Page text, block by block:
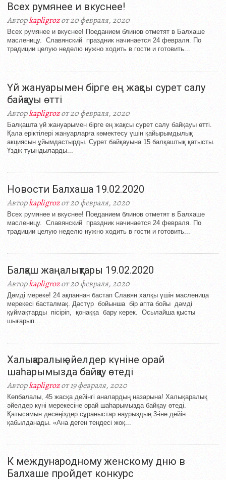
Всех румянее и вкуснее!
Авторkapligrozот 20 февраля, 2020
Всех румянее и вкуснее! Поеданием блинов отметят в Балхаше
масленицу. Славянский праздник начинается 24 февраля. По
традиции целую неделю нужно ходить в гости и готовить...
Үй жануарымен бірге ең жақсы сурет салу
байқауы өтті
Авторkapligrozот 20 февраля, 2020
Балқашта үй жануарымен бірге ең жақсы сурет салу байқауы өтті.
Қала еріктілері жануарларға көмектесу үшін қайырымдылық
акциясын ұйымдастырды. Сурет байқауына 15 балқаштық қатысты.
Үздік туындыларды...
Новости Балхаша 19.02.2020
Авторkapligrozот 20 февраля, 2020
Всех румянее и вкуснее! Поеданием блинов отметят в Балхаше
масленицу. Славянский праздник начинается 24 февраля. По
традиции целую неделю нужно ходить в гости и готовить...
Балқаш жаңалықтары 19.02.2020
Авторkapligrozот 20 февраля, 2020
Дәмді мереке! 24 ақпаннан бастап Славян халқы үшін масленица
мерекесі басталмақ. Дәстүр бойынша бір апта бойы дәмді
құймақтарды пісіріп, қонаққа бару керек. Осылайша қысты
шығарып...
Халықаралық әйелдер күніне орай
шаһарымызда байқау өтеді
Авторkapligrozот 19 февраля, 2020
Көпбалалы, 45 жасқа дейінгі аналардың назарына! Халықаралық
әйелдер күні мерекесіне орай шаһарымызда байқау өтеді.
Қатысамын десеңіздер сұраныстар наурыздың 3-іне дейін
қабылданады. «Ана деген теңдесі жоқ...
К международному женскому дню в
Балхаше пройдет конкурс